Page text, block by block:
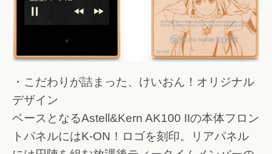
・こだわりが詰まった、けいおん！オリジナル
デザイン
ベースとなるAstell&Kern AK100 IIの本体フロン
トパネルにはK-ON！ロゴを刻印。リアパネル